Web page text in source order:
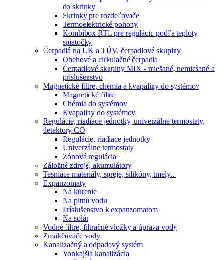
do skrinky
Skrinky pre rozdeľovače
Termoelektrické pohony
Kombibox RTL pre reguláciu podľa teploty
spiatočky
Čerpadlá na ÚK a TÚV, čerpadlové skupiny
Obehové a cirkulačné čerpadla
Čerpadlové skupiny MIX - miešané, nemiešané a
príslušenstvo
Magnetické filtre, chémia a kvapaliny do systémov
Magnetické filtre
Chémia do systémov
Kvapaliny do systémov
Regulácie, riadiace jednotky, univerzálne termostaty,
detektory CO
Regulácie, riadiace jednotky
Univerzálne termostaty
Zónová regulácia
Záložné zdroje, akumulátory
Tesniace materiály, spreje, silikóny, tmely...
Expanzomaty
Na kúrenie
Na pitnú vodu
Príslušenstvo k expanzomatom
Na solár
Vodné filtre, filtračné vložky a úprava vody
Zmäkčovače vody
Kanalizačný a odpadový systém
Vonkajšia kanalizácia